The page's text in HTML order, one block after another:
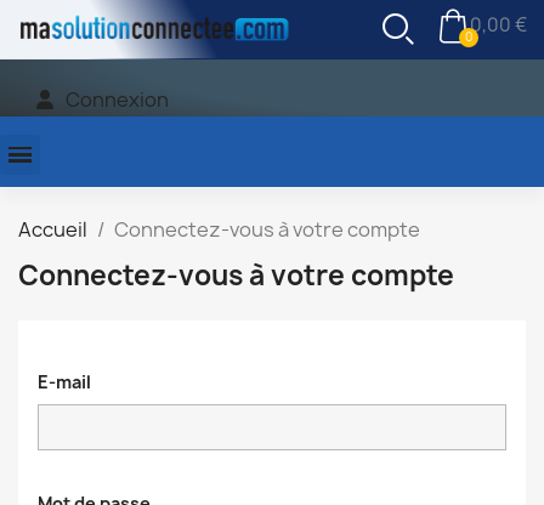
0,00 €
Connexion
Accueil Connectez-vous à votre compte
Connectez-vous à votre compte
E-mail